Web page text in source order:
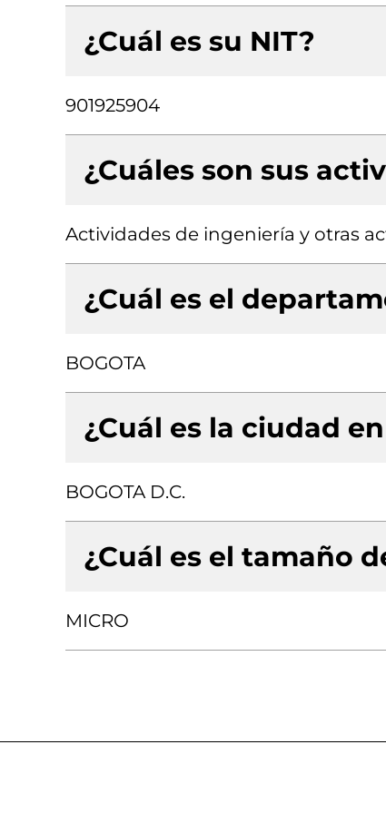
¿Cuál es su NIT?
901925904
¿Cuáles son sus
Actividades de ingeniería y otras
¿Cuál es el
BOGOTA
¿Cuál es la ciudad
BOGOTA D.C.
¿Cuál es el tamaño
MICRO